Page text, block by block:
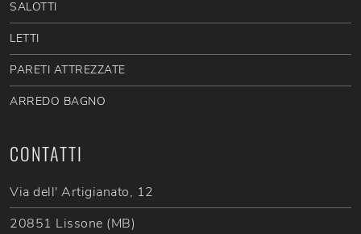
SALOTTI
LETTI
PARETI ATTREZZATE
ARREDO BAGNO
CONTATTI
Via dell' Artigianato, 12
20851 Lissone (MB)